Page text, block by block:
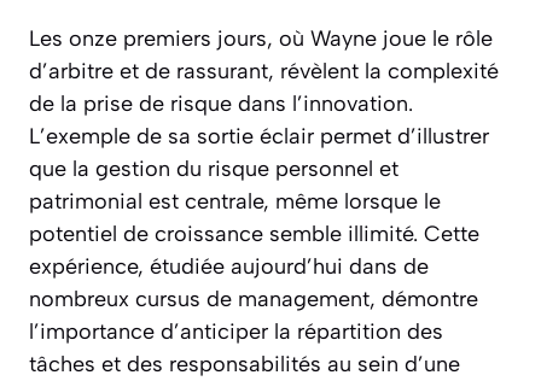
Les onze premiers jours, où Wayne joue le rôle
d’arbitre et de rassurant, révèlent la complexité
de la prise de risque dans l’innovation.
L’exemple de sa sortie éclair permet d’illustrer
que la gestion du risque personnel et
patrimonial est centrale, même lorsque le
potentiel de croissance semble illimité. Cette
expérience, étudiée aujourd’hui dans de
nombreux cursus de management, démontre
l’importance d’anticiper la répartition des
tâches et des responsabilités au sein d’une